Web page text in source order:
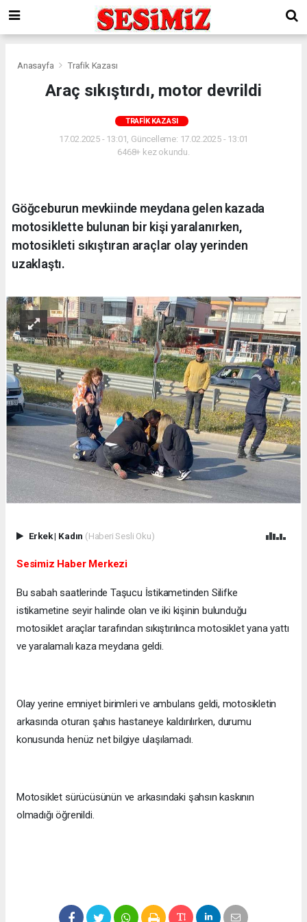
Anasayfa Trafik Kazası
Araç sıkıştırdı, motor devrildi
TRAFIK KAZASI
17.02.2025 - 13:01, Güncelleme: 17.02.2025 - 13:01
6468+ kez okundu.
Göğceburun mevkiinde meydana gelen kazada
motosiklette bulunan bir kişi yaralanırken,
motosikleti sıkıştıran araçlar olay yerinden
uzaklaştı.
Erkek| Kadın (Haberi Sesli Oku)
Sesimiz Haber Merkezi
Bu sabah saatlerinde Taşucu İstikametinden Silifke
istikametine seyir halinde olan ve iki kişinin bulunduğu
motosiklet araçlar tarafından sıkıştırılınca motosiklet yana yattı
ve yaralamalı kaza meydana geldi.
Olay yerine emniyet birimleri ve ambulans geldi, motosikletin
arkasında oturan şahıs hastaneye kaldırılırken, durumu
konusunda henüz net bilgiye ulaşılamadı.
Motosiklet sürücüsünün ve arkasındaki şahsın kaskının
olmadığı öğrenildi.